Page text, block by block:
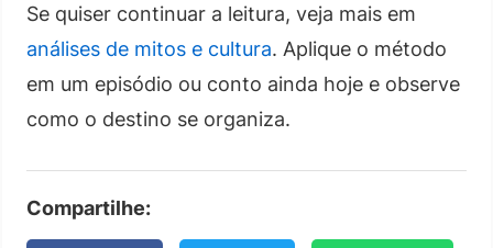
Se quiser continuar a leitura, veja mais em
análises de mitos e cultura. Aplique o método
em um episódio ou conto ainda hoje e observe
como o destino se organiza.
Compartilhe: